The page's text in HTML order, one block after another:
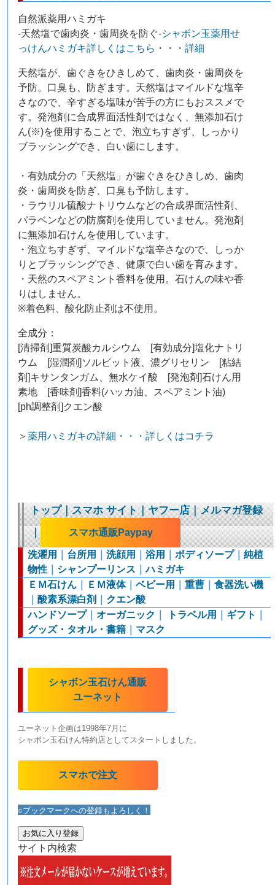
自然派薬用ハミガキ
-天然塩で歯肉炎・歯周炎を防ぐ-シャボン玉薬用せ
っけんハミガキ詳しくはこちら ・・・詳細
天然塩が、歯ぐきをひきしめて、歯肉炎・歯周炎を
予防。口臭も、防ぎます。天然塩はマイルドな塩辛
さなので、辛すぎる塩味が苦手の方にもおススメで
す。発泡剤に合成界面活性剤ではなく、無添加石け
ん(※)を使用することで、泡立ちすぎず、しっかり
ブラッシングでき、白い歯にします。
・有効成分の「天然塩」が歯ぐきをひきしめ、歯肉
炎・歯周炎を防ぎ、口臭も予防します。
・ラウリル硫酸ナトリウムなどの合成界面活性剤、
パラベンなどの防腐剤を使用していません。発泡剤
に無添加石けんを使用しています。
・泡立ちすぎず、マイルドな塩辛さなので、しっか
りとブラッシングでき、健康で白い歯を育みます。
・天然のスペアミント香料を使用。石けんの味や香
りはしません。
※着色料、酸化防止剤は不使用。
全成分：
[清掃剤]重質炭酸カルシウム [有効成分]塩化ナトリ
ウム [湿潤剤]ソルビット液、濃グリセリン [粘結
剤]キサンタンガム、無水ケイ酸 [発泡剤]石けん用
素地 [香味剤]香料(ハッカ油、スペアミント油)
[ph調整剤]クエン酸
＞薬用ハミガキの詳細・・・詳しくはコチラ
トップ｜スマホ サイト｜ヤフー店｜メルマガ登録
｜
スマホ通販Paypay
洗濯用 台所用 ｜洗顔用 ｜浴用 ｜ボディソープ｜純植
物性
シャンプーリンス ｜ハミガキ
ＥＭ石けん
ＥＭ液体｜ベビー用 ｜重曹 ｜食器洗い機
｜酸素系漂白剤
クエン酸
ハンドソープ｜オーガニック トラベル用 ギフト
グッズ・タオル・書籍
マスク
シャボン玉石けん通販
ユーネット
ユーネット企画は1998年7月に
シャボン玉石けん特約店としてスタートしました。
スマホで注文
○ブックマークへの登録もよろしく！
お気に入り登録
サイト内検索